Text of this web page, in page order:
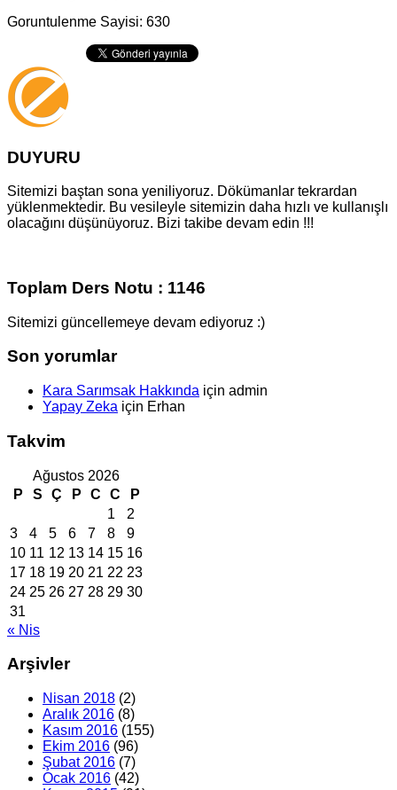
Goruntulenme Sayisi: 630
DUYURU
Sitemizi baştan sona yeniliyoruz. Dökümanlar tekrardan
yüklenmektedir. Bu vesileyle sitemizin daha hızlı ve kullanışlı
olacağını düşünüyoruz. Bizi takibe devam edin !!!
Toplam Ders Notu : 1146
Sitemizi güncellemeye devam ediyoruz :)
Son yorumlar
Kara Sarımsak Hakkında için admin
Yapay Zeka için Erhan
Takvim
Ağustos 2026
P
S Ç P C C
P
1
2
3
4 5 6 7 8
9
10 11 12 13 14 15 16
17 18 19 20 21 22 23
24 25 26 27 28 29 30
31
« Nis
Arşivler
Nisan 2018 (2)
Aralık 2016 (8)
Kasım 2016 (155)
Ekim 2016 (96)
Şubat 2016 (7)
Ocak 2016 (42)